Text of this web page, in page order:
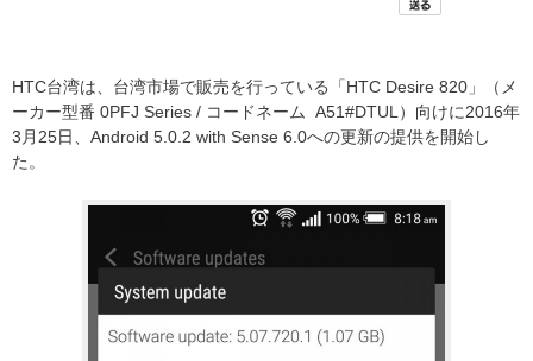
HTC台湾は、台湾市場で販売を行っている「HTC Desire 820」（メ
ーカー型番 0PFJ Series / コードネーム A51#DTUL）向けに2016年
3月25日、Android 5.0.2 with Sense 6.0への更新の提供を開始し
た。